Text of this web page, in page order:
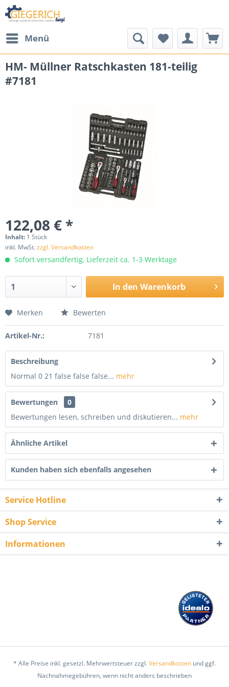
Menü
HM- Müllner Ratschkasten 181-teilig
#7181
122,08 € *
Inhalt: 1 Stück
inkl. MwSt.zzgl. Versandkosten
Sofort versandfertig, Lieferzeit ca. 1-3 Werktage
In den Warenkorb
Merken Bewerten
Artikel-Nr.: 7181
Beschreibung
Normal 0 21 false false false... mehr
Bewertungen
0
Bewertungen lesen, schreiben und diskutieren... mehr
Ähnliche Artikel
Kunden haben sich ebenfalls angesehen
Service Hotline
Shop Service
Informationen
* Alle Preise inkl. gesetzl. Mehrwertsteuer zzgl.Versandkosten und ggf.
Nachnahmegebühren, wenn nicht anders beschrieben